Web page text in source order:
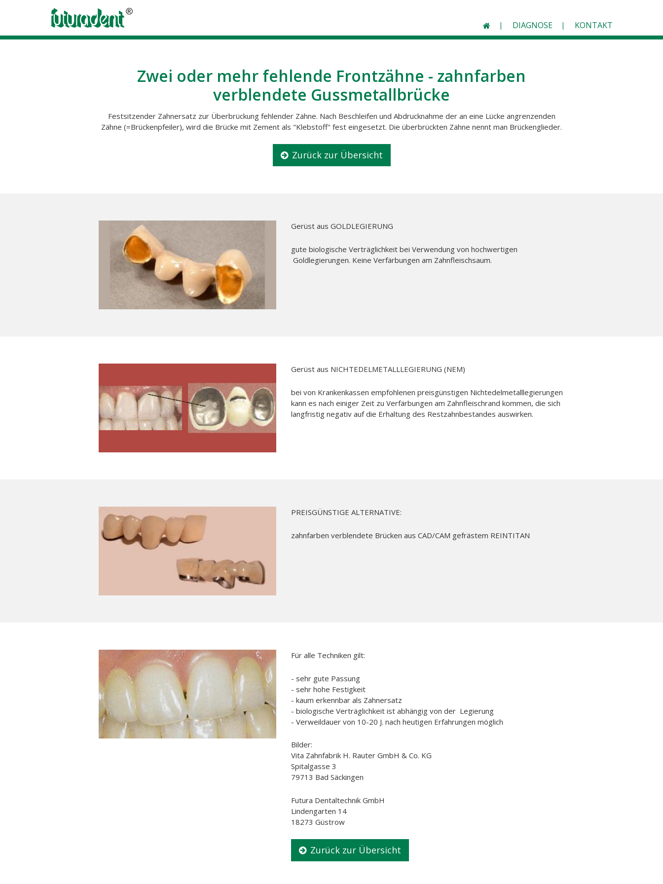
DIAGNOSE KONTAKT
Zwei oder mehr fehlende Frontzähne - zahnfarben
verblendete Gussmetallbrücke
Festsitzender Zahnersatz zur Überbrückung fehlender Zähne. Nach Beschleifen und Abdrucknahme der an eine Lücke angrenzenden
Zähne (=Brückenpfeiler), wird die Brücke mit Zement als "Klebstoff" fest eingesetzt. Die überbrückten Zähne nennt man Brückenglieder.
Zurück zur Übersicht
Gerüst aus GOLDLEGIERUNG
gute biologische Verträglichkeit bei Verwendung von hochwertigen
Goldlegierungen. Keine Verfärbungen am Zahnfleischsaum.
Gerüst aus NICHTEDELMETALLLEGIERUNG (NEM)
bei von Krankenkassen empfohlenen preisgünstigen Nichtedelmetalllegierungen
kann es nach einiger Zeit zu Verfärbungen am Zahnfleischrand kommen, die sich
langfristig negativ auf die Erhaltung des Restzahnbestandes auswirken.
PREISGÜNSTIGE ALTERNATIVE:
zahnfarben verblendete Brücken aus CAD/CAM gefrästem REINTITAN
Für alle Techniken gilt:
- sehr gute Passung
- sehr hohe Festigkeit
- kaum erkennbar als Zahnersatz
- biologische Verträglichkeit ist abhängig von der Legierung
- Verweildauer von 10-20 J. nach heutigen Erfahrungen möglich
Bilder:
Vita Zahnfabrik H. Rauter GmbH & Co. KG
Spitalgasse 3
79713 Bad Säckingen
Futura Dentaltechnik GmbH
Lindengarten 14
18273 Güstrow
Zurück zur Übersicht